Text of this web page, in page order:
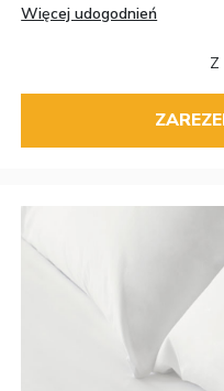
Więcej udogodnień
Z